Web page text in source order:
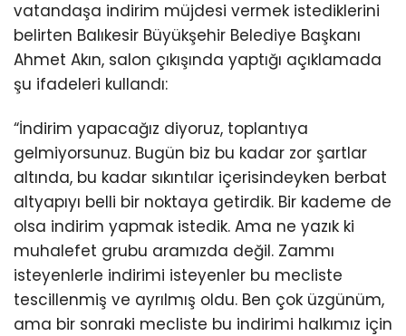
vatandaşa indirim müjdesi vermek istediklerini
belirten Balıkesir Büyükşehir Belediye Başkanı
Ahmet Akın, salon çıkışında yaptığı açıklamada
şu ifadeleri kullandı:
“İndirim yapacağız diyoruz, toplantıya
gelmiyorsunuz. Bugün biz bu kadar zor şartlar
altında, bu kadar sıkıntılar içerisindeyken berbat
altyapıyı belli bir noktaya getirdik. Bir kademe de
olsa indirim yapmak istedik. Ama ne yazık ki
muhalefet grubu aramızda değil. Zammı
isteyenlerle indirimi isteyenler bu mecliste
tescillenmiş ve ayrılmış oldu. Ben çok üzgünüm,
ama bir sonraki mecliste bu indirimi halkımız için